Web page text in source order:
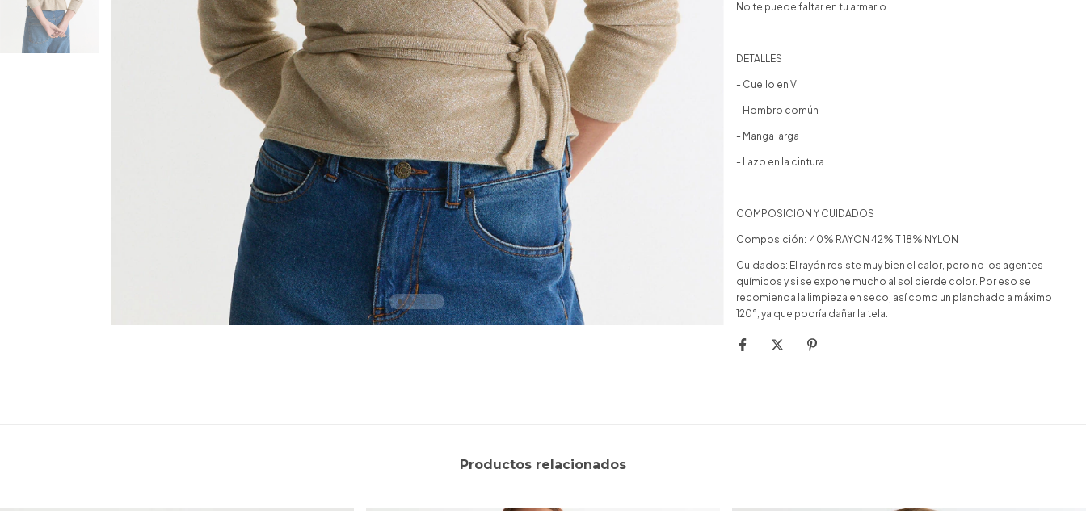
No te puede faltar en tu armario.
DETALLES
- Cuello en V
- Hombro común
- Manga larga
- Lazo en la cintura
COMPOSICION Y CUIDADOS
Composición: 40% RAYON 42% T 18% NYLON
Cuidados: El rayón resiste muy bien el calor, pero no los agentes
químicos y si se expone mucho al sol pierde color. Por eso se
recomienda la limpieza en seco, así como un planchado a máximo
120°, ya que podría dañar la tela.
Productos relacionados